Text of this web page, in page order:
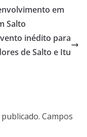
em
Salto
inédito para
de Salto e Itu
Campos